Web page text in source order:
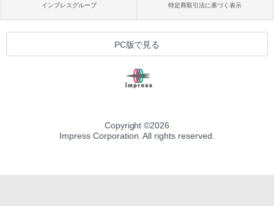
インプレスグループ 特定商取引法に基づく表示
PC版で見る
Copyright ©2026
Impress Corporation. All rights reserved.